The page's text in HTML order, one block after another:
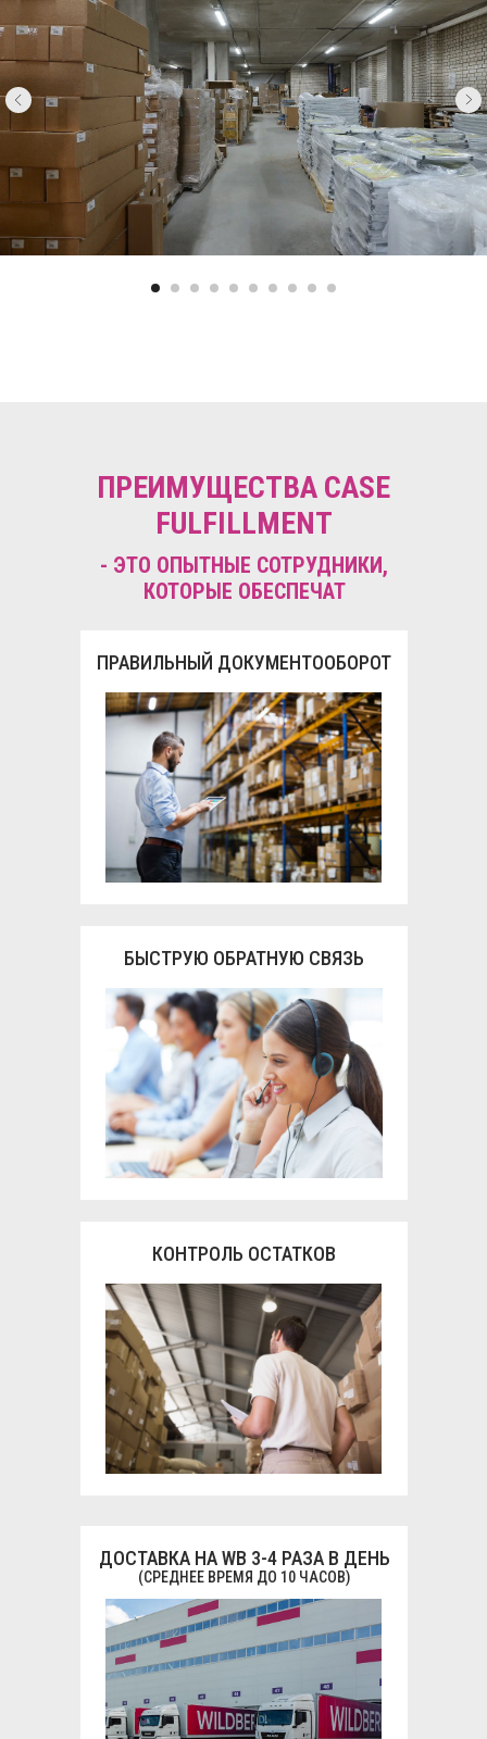
- ЭТО ОПЫТНЫЕ СОТРУДНИКИ,
КОТОРЫЕ ОБЕСПЕЧАТ
ПРАВИЛЬНЫЙ ДОКУМЕНТООБОРОТ
БЫСТРУЮ ОБРАТНУЮ СВЯЗЬ
КОНТРОЛЬ ОСТАТКОВ
ПРЕИМУЩЕСТВА CASE
FULFILLMENT
ДОСТАВКА НА WB 3-4 РАЗА В ДЕНЬ
(СРЕДНЕЕ ВРЕМЯ ДО 10 ЧАСОВ)